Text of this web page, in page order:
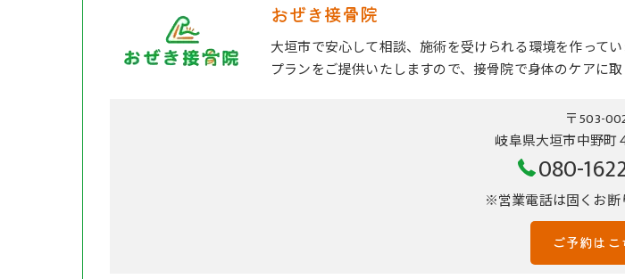
おぜき接骨院
大垣市で安心して相談、施術を受けられる環境を作って
プランをご提供いたしますので、接骨院で身体のケアに取
〒503-
岐阜県大垣市中野町
080-
※営業電話は固くお断
ご予約はこ